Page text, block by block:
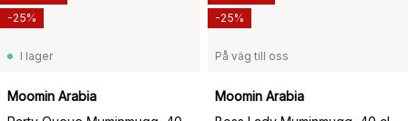
I lager
Moomin Arabia
-25%
På väg till oss
Moomin Arabia
-25%